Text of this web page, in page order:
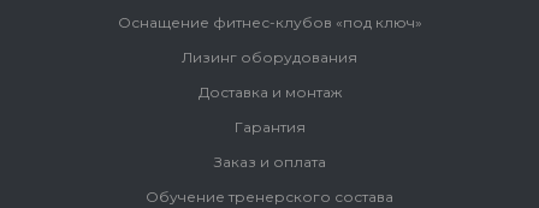
Оснащение фитнес-клубов «под ключ»
Лизинг оборудования
Доставка и монтаж
Гарантия
Заказ и оплата
Обучение тренерского состава